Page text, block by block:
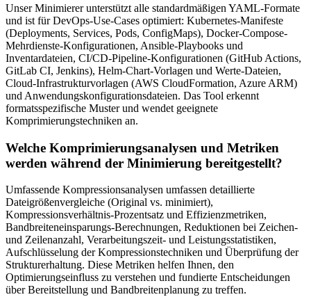
Unser Minimierer unterstützt alle standardmäßigen YAML-Formate
und ist für DevOps-Use-Cases optimiert: Kubernetes-Manifeste
(Deployments, Services, Pods, ConfigMaps), Docker-Compose-
Mehrdienste-Konfigurationen, Ansible-Playbooks und
Inventardateien, CI/CD-Pipeline-Konfigurationen (GitHub Actions,
GitLab CI, Jenkins), Helm-Chart-Vorlagen und Werte-Dateien,
Cloud-Infrastrukturvorlagen (AWS CloudFormation, Azure ARM)
und Anwendungskonfigurationsdateien. Das Tool erkennt
formatsspezifische Muster und wendet geeignete
Komprimierungstechniken an.
Welche Komprimierungsanalysen und Metriken
werden während der Minimierung bereitgestellt?
Umfassende Kompressionsanalysen umfassen detaillierte
Dateigrößenvergleiche (Original vs. minimiert),
Kompressionsverhältnis-Prozentsatz und Effizienzmetriken,
Bandbreiteneinsparungs-Berechnungen, Reduktionen bei Zeichen-
und Zeilenanzahl, Verarbeitungszeit- und Leistungsstatistiken,
Aufschlüsselung der Kompressionstechniken und Überprüfung der
Strukturerhaltung. Diese Metriken helfen Ihnen, den
Optimierungseinfluss zu verstehen und fundierte Entscheidungen
über Bereitstellung und Bandbreitenplanung zu treffen.